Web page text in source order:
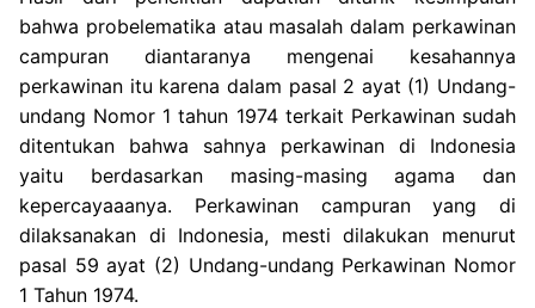
bahwa probelematika atau masalah dalam perkawinan
campuran diantaranya mengenai kesahannya
perkawinan itu karena dalam pasal 2 ayat (1) Undang-
undang Nomor 1 tahun 1974 terkait Perkawinan sudah
ditentukan bahwa sahnya perkawinan di Indonesia
yaitu berdasarkan masing-masing agama dan
kepercayaaanya. Perkawinan campuran yang di
dilaksanakan di Indonesia, mesti dilakukan menurut
pasal 59 ayat (2) Undang-undang Perkawinan Nomor
1 Tahun 1974.